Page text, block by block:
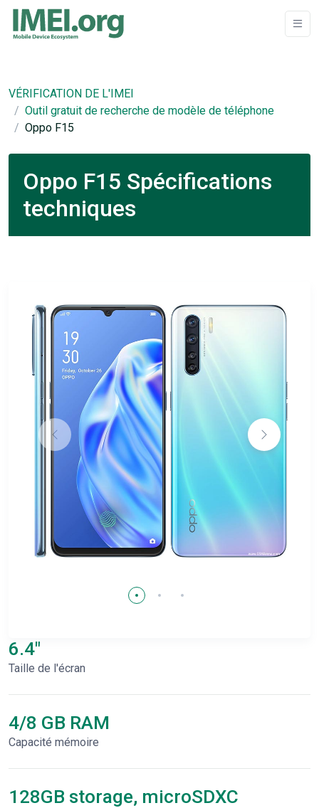
VÉRIFICATION DE L'IMEI
Outil gratuit de recherche de modèle de téléphone
Oppo F15
Oppo F15 Spécifications
techniques
6.4"
Taille de l'écran
4/8 GB RAM
Capacité mémoire
128GB storage, microSDXC